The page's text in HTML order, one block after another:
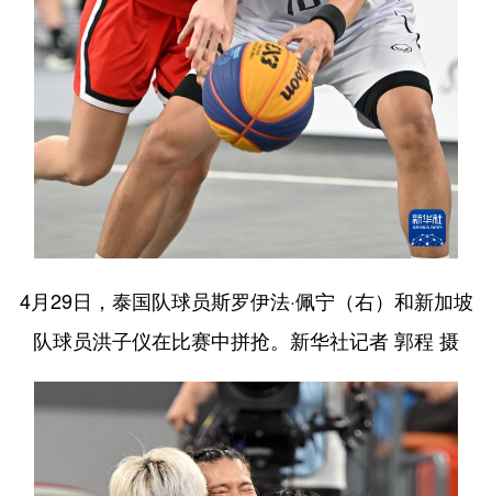
4月29日，泰国队球员斯罗伊法·佩宁（右）和新加坡
队球员洪子仪在比赛中拼抢。新华社记者 郭程 摄